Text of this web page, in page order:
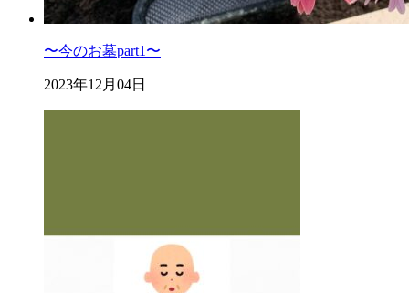
〜今のお墓part1〜
2023年12月04日